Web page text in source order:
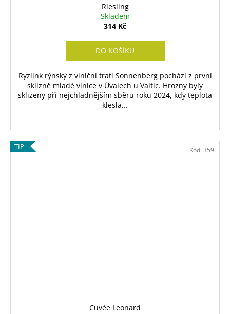
Riesling
Skladem
314 Kč
DO KOŠÍKU
Ryzlink rýnský z viniční trati Sonnenberg pochází z první
sklizně mladé vinice v Úvalech u Valtic. Hrozny byly
sklizeny při nejchladnějším sběru roku 2024, kdy teplota
klesla...
TIP
Cuvée Leonard
Kód: 359